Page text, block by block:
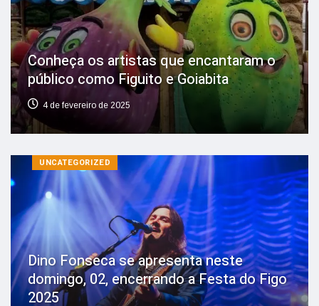
Conheça os artistas que encantaram o
público como Figuito e Goiabita
4 de fevereiro de 2025
UNCATEGORIZED
Dino Fonseca se apresenta neste
domingo, 02, encerrando a Festa do Figo
2025